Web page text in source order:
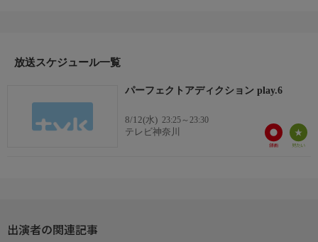
久慈明仁:阿座上洋平
原作:美山薫子
2026年
放送スケジュール一覧
パーフェクトアディクション play.6
8/12(水) 23:25～23:30
テレビ神奈川
出演者の関連記事